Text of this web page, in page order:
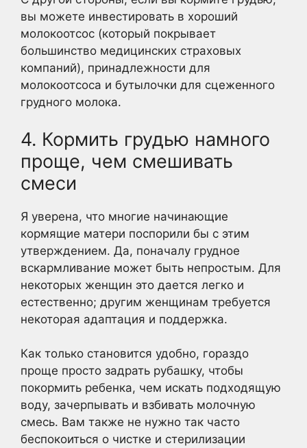
вы можете инвестировать в хороший
молокоотсос (который покрывает
большинство медицинских страховых
компаний), принадлежности для
молокоотсоса и бутылочки для сцеженного
грудного молока.
4. Кормить грудью намного
проще, чем смешивать
смеси
Я уверена, что многие начинающие
кормящие матери поспорили бы с этим
утверждением. Да, поначалу грудное
вскармливание может быть непростым. Для
некоторых женщин это дается легко и
естественно; другим женщинам требуется
некоторая адаптация и поддержка.
Как только становится удобно, гораздо
проще просто задрать рубашку, чтобы
покормить ребенка, чем искать подходящую
воду, зачерпывать и взбивать молочную
смесь. Вам также не нужно так часто
беспокоиться о чистке и стерилизации